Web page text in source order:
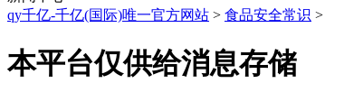
qy千亿-千亿(国际)唯一官方网站 > 食品安全常识 >
本平台仅供给消息存储